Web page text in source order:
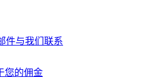
件与我们联系
您的佣金